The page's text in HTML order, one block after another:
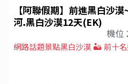
【阿聯假期】前進黑白沙
河.黑白沙漠12天(EK)
機位
網路話題景點黑白沙漠 🏜️ 前十